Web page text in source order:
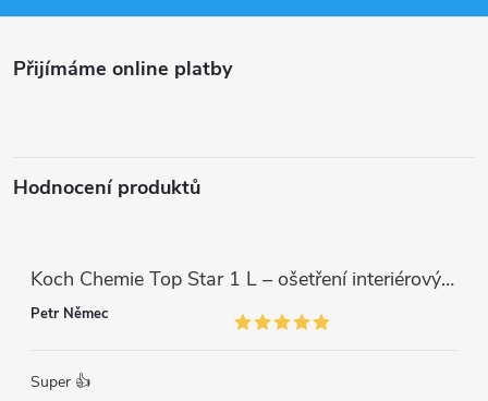
a
Přijímáme online platby
Hodnocení produktů
Koch Chemie Top Star 1 L – ošetření interiérových plastů, ochrana a matný vzhled
Petr Němec
Super 👍